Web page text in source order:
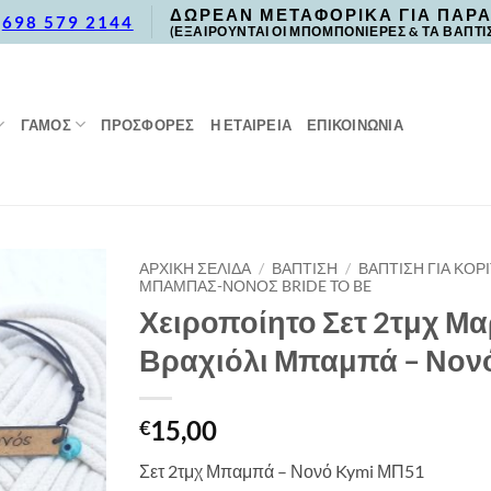
698 579 2144 ΔΩΡΕΑΝ ΜΕΤΑΦΟΡΙΚΑ ΓΙΑ
(ΕΞΑΙΡΟΥΝΤΑΙ ΟΙ ΜΠΟΜΠΟΝΙΕΡΕΣ & ΤΑ
ΓΑΜΟΣ ΠΡΟΣΦΟΡΈΣ Η ΕΤΑΙΡΕΙΑ ΕΠΙΚΟΙΝΩΝΙΑ
ΑΡΧΙΚΉ ΣΕΛΊΔΑ / ΒΑΠΤΙΣΗ / ΒΑΠΤΙΣΗ ΓΙΑ
ΜΠΑΜΠΑΣ-ΝΟΝΟΣ BRIDE TO BE
Χειροποίητο Σετ 2τμχ
Βραχιόλι Μπαμπά –
€15,00
Σετ 2τμχ Μπαμπά – Νονό Kymi ΜΠ51